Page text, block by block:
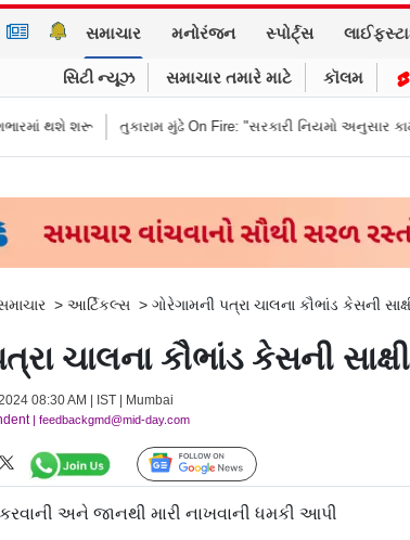
સમાચાર મનોરંજન સ્પોર્ટ્સ
સિટી ન્યૂઝ સમાચાર તમારે માટે કૉલમ
મુંઢે On Fire: "સરકારી નિયમો અનુસાર કામ નથી કરવું તો રાજીનામું
> આર્ટિકલ્સ > ગોરેગામની પત્રા ચાલના કૌભાંડ કેસની
ચાલના કૌભાંડ કેસની
08:30 AM | IST | Mumbai
| feedbackgmd@mid-day.com
Follow Us
અને જાનથી મારી નાખવાની ધમકી આપી